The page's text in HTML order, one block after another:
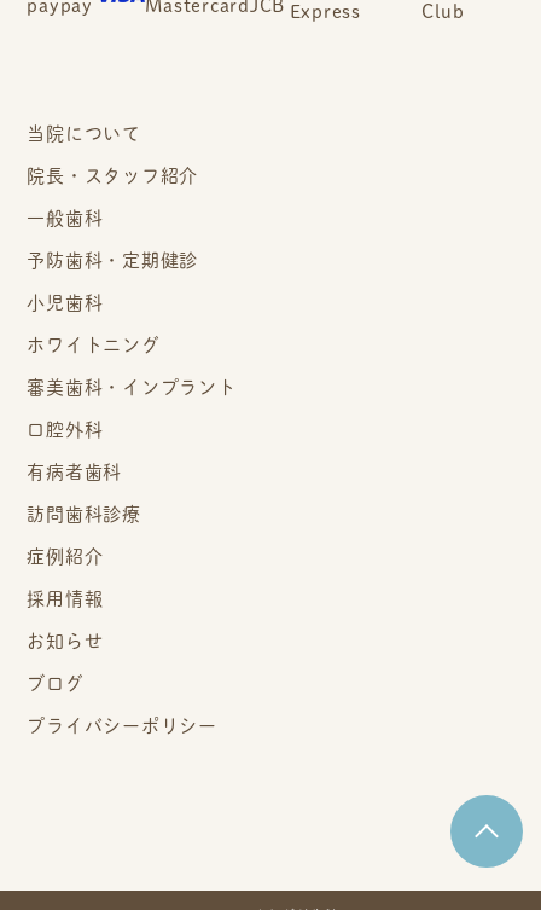
当院について
院長・スタッフ紹介
一般歯科
予防歯科・定期健診
小児歯科
ホワイトニング
審美歯科・インプラント
口腔外科
有病者歯科
訪問歯科診療
症例紹介
採用情報
お知らせ
ブログ
プライバシーポリシー